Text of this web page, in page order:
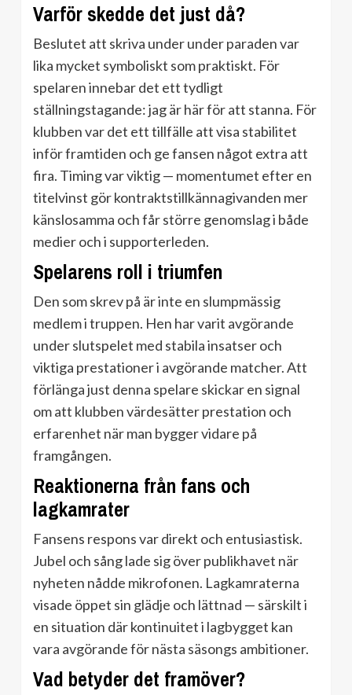
Varför skedde det just då?
Beslutet att skriva under under paraden var
lika mycket symboliskt som praktiskt. För
spelaren innebar det ett tydligt
ställningstagande: jag är här för att stanna. För
klubben var det ett tillfälle att visa stabilitet
inför framtiden och ge fansen något extra att
fira. Timing var viktig — momentumet efter en
titelvinst gör kontraktstillkännagivanden mer
känslosamma och får större genomslag i både
medier och i supporterleden.
Spelarens roll i triumfen
Den som skrev på är inte en slumpmässig
medlem i truppen. Hen har varit avgörande
under slutspelet med stabila insatser och
viktiga prestationer i avgörande matcher. Att
förlänga just denna spelare skickar en signal
om att klubben värdesätter prestation och
erfarenhet när man bygger vidare på
framgången.
Reaktionerna från fans och
lagkamrater
Fansens respons var direkt och entusiastisk.
Jubel och sång lade sig över publikhavet när
nyheten nådde mikrofonen. Lagkamraterna
visade öppet sin glädje och lättnad — särskilt i
en situation där kontinuitet i lagbygget kan
vara avgörande för nästa säsongs ambitioner.
Vad betyder det framöver?